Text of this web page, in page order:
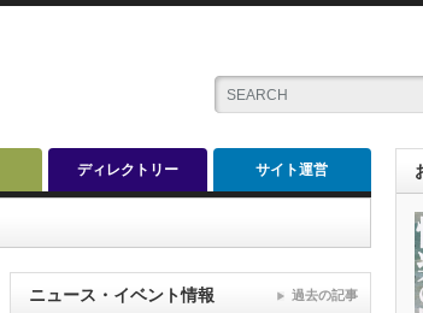
ディレクトリー サイト運営
ニュース・イベント情報 過去の記事